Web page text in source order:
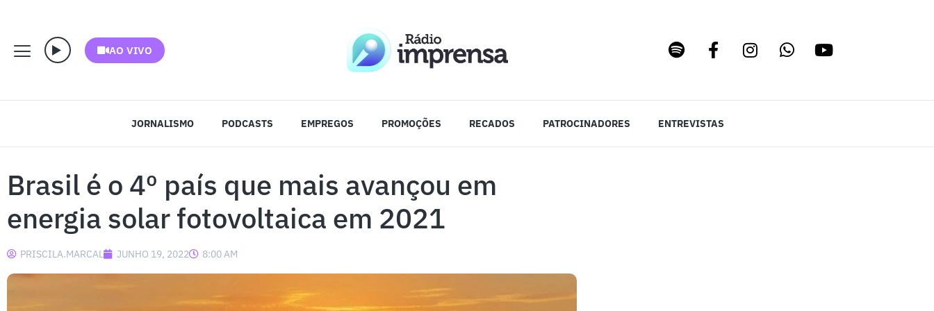
AO VIVO
JORNALISMO PODCASTS EMPREGOS PROMOÇÕES RECADOS PATROCINADORES ENTREVISTAS
Brasil é o 4º país que mais avançou em
energia solar fotovoltaica em 2021
PRISCILA.MARCAL JUNHO 19, 2022 8:00 AM